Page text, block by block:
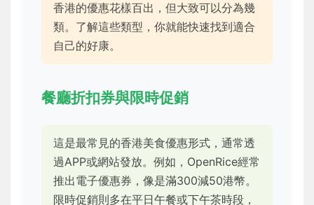
香港的優惠花樣百出，但大致可以分為幾
類。了解這些類型，你就能快速找到適合
自己的好康。
餐廳折扣券與限時促銷
這是最常見的香港美食優惠形式，通常透
過APP或網站發放。例如，OpenRice經常
推出電子優惠券，像是滿300減50港幣。
限時促銷則多在平日午餐或下午茶時段，